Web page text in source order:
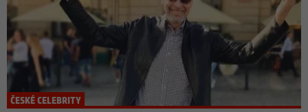
ČESKÉ CELEBRITY